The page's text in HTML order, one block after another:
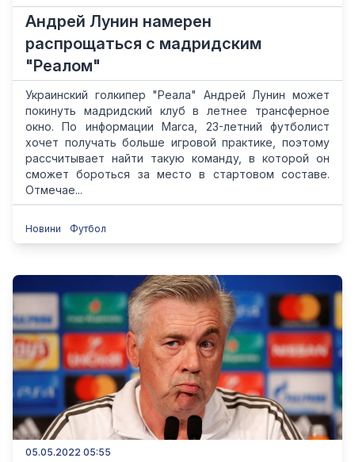
Андрей Лунин намерен
распрощаться с мадридским
"Реалом"
Украинский голкипер "Реала" Андрей Лунин может
покинуть мадридский клуб в летнее трансферное
окно. По информации Marca, 23-летний футболист
хочет получать больше игровой практике, поэтому
рассчитывает найти такую команду, в которой он
сможет бороться за место в стартовом составе.
Отмечае...
Новини Футбол
05.05.2022 05:55